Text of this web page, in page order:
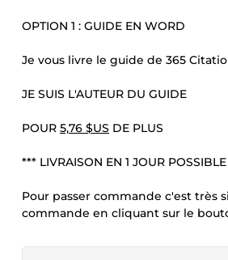
OPTION 1 : GUIDE EN WORD
Je vous livre le guide de 365
JE SUIS L'AUTEUR DU GUIDE
POUR 5,76 $US DE PLUS
*** LIVRAISON EN 1 JOUR
Pour passer commande c'est très
commande en cliquant sur le